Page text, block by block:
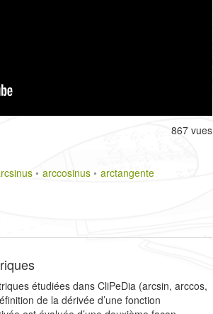
867 vues
arccosinus
arctangente
étudiées dans CliPeDia (arcsin, arccos,
de la dérivée d’une fonction